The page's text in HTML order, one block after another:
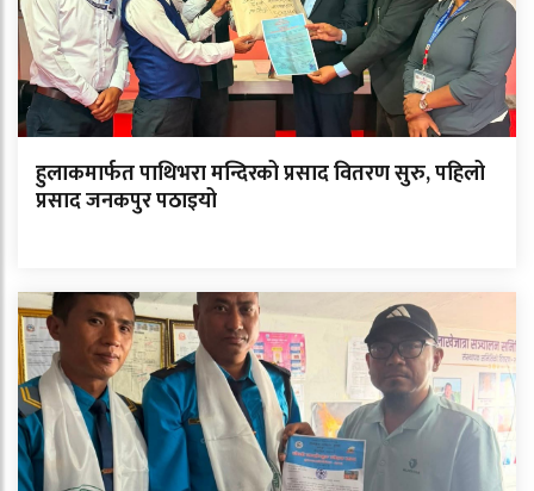
हुलाकमार्फत पाथिभरा मन्दिरको प्रसाद वितरण सुरु, पहिलो
प्रसाद जनकपुर पठाइयो